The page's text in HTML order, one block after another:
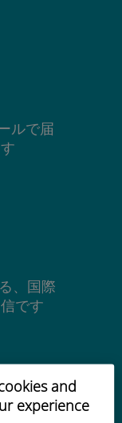
and
experience
ルで届
、国際
です
ス